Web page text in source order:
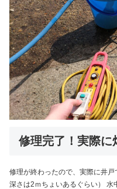
修理完了！実際に
修理が終わったので、実際に井
深さは2ｍちょいあるぐらい）